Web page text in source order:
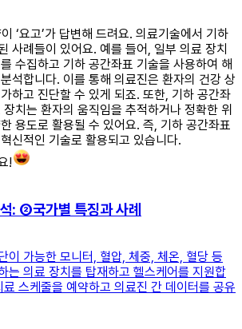
‘요고’가 답변해 드려요. 의료기술에서 기하
사례들이 있어요. 예를 들어, 일부 의료 장치
수집하고 기하 공간좌표 기술을 사용하여 해
석합니다. 이를 통해 의료진은 환자의 건강 상
하고 진단할 수 있게 되죠. 또한, 기하 공간좌
치는 환자의 움직임을 추적하거나 정확한 위
용도로 활용될 수 있어요. 즉, 기하 공간좌표
신적인 기술로 활용되고 있습니다.
!
: ②국가별 특징과 사례
이 가능한 모니터, 혈압, 체중, 체온, 혈당 등
는 의료 장치를 탑재하고 헬스케어를 지원합
스케줄을 예약하고 의료진 간 데이터를 공유